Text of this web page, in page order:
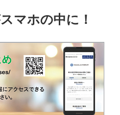
マホの中に！